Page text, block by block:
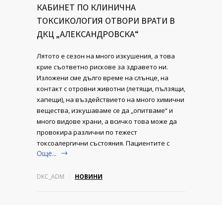
КАБИНЕТ ПО КЛИНИЧНА
ТОКСИКОЛОГИЯ ОТВОРИ ВРАТИ В
ДКЦ „АЛЕКСАНДРОВСКА“
Лятото е сезон на много изкушения, а това
крие съответно рискове за здравето ни.
Изложени сме дълго време на слънце, на
контакт с отровни животни (летящи, пълзящи,
хапещи), на въздействието на много химични
вещества, изкушаваме се да „опитваме“ и
много видове храни, а всичко това може да
провокира различни по тежест
токсоалергични състояния. Пациентите с
Още...
DKC_ADM НОВИНИ